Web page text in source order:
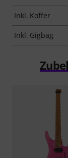
Inkl. Koffer
Inkl. Gigbag